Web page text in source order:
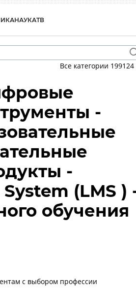
НАУКАТВ
Все категории 199124
-
-
(LMS )
обучения
с выбором профессии